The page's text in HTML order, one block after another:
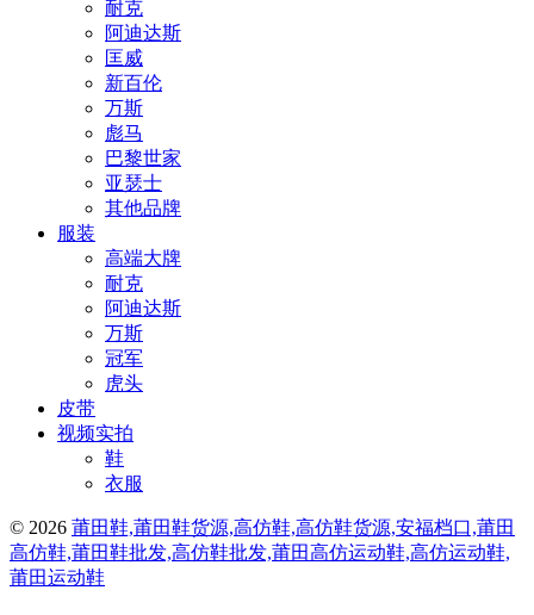
耐克
阿迪达斯
匡威
新百伦
万斯
彪马
巴黎世家
亚瑟士
其他品牌
服装
高端大牌
耐克
阿迪达斯
万斯
冠军
虎头
皮带
视频实拍
鞋
衣服
© 2026 莆田鞋,莆田鞋货源,高仿鞋,高仿鞋货源,安福档口,莆田
高仿鞋,莆田鞋批发,高仿鞋批发,莆田高仿运动鞋,高仿运动鞋,
莆田运动鞋